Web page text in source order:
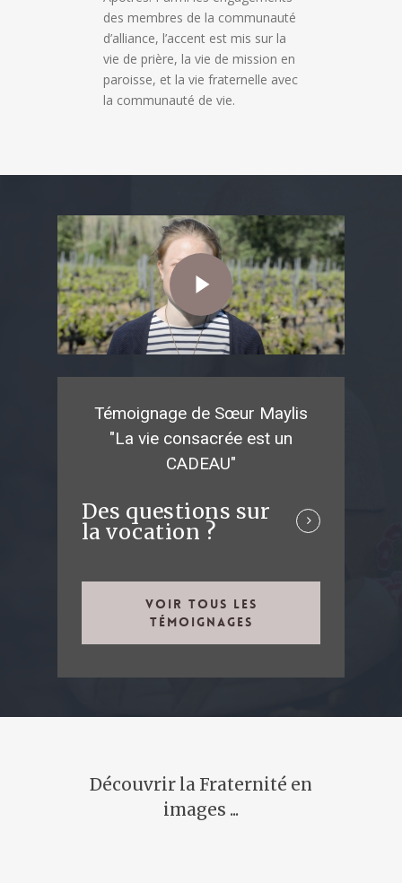
des membres de la communauté
d’alliance, l’accent est mis sur la
vie de prière, la vie de mission en
paroisse, et la vie fraternelle avec
la communauté de vie.
Témoignage de Sœur Maylis
"La vie consacrée est un
CADEAU"
Des questions sur
la vocation ?
Voir tous les
témoignages
Découvrir la Fraternité en
images ...